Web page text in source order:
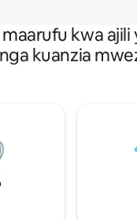
kwa ajili
kuanzia